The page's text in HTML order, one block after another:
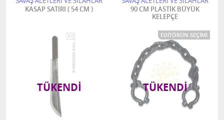
KASAP SATIRI ( 54 CM )
TÜKENDI
90 CM PLASTİK BÜYÜK
KELEPÇE
EDITÖRÜN SEÇIMI
TÜKENDI